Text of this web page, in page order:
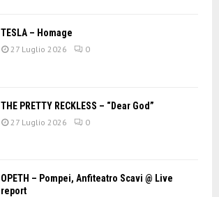
TESLA – Homage
27 Luglio 2026 0
THE PRETTY RECKLESS – “Dear God”
27 Luglio 2026 0
OPETH – Pompei, Anfiteatro Scavi @ Live
report